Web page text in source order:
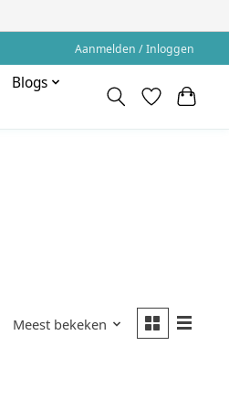
Aanmelden / Inloggen
Blogs
Meest bekeken